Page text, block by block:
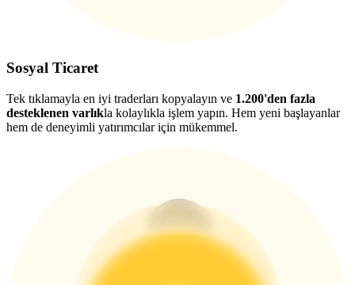
Precious Metals Trading Carnival
BTC New User Exclusive: 6.5% APR
BTC Flexible Staking | Daily Rewards
Sosyal Ticaret
Tek tıklamayla en iyi traderları kopyalayın ve 1.200'den fazla
desteklenen varlıkla kolaylıkla işlem yapın. Hem yeni başlayanlar
hem de deneyimli yatırımcılar için mükemmel.